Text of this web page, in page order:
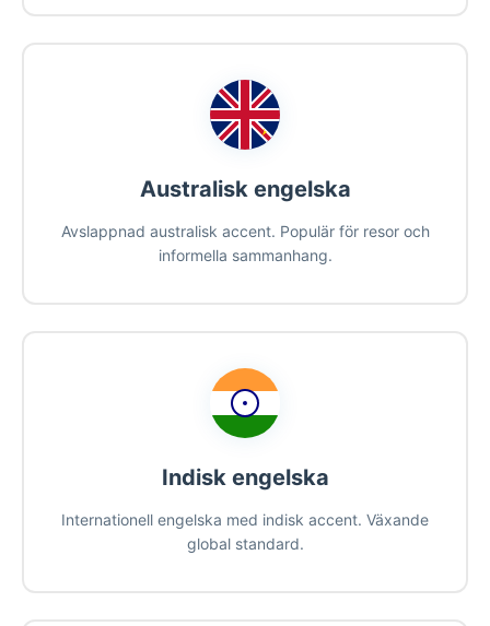
Australisk engelska
Avslappnad australisk accent. Populär för resor och
informella sammanhang.
Indisk engelska
Internationell engelska med indisk accent. Växande
global standard.